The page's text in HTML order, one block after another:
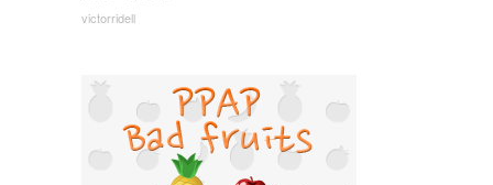
victorridell